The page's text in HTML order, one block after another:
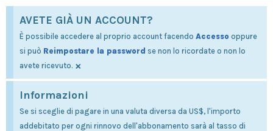
AVETE GIÀ UN ACCOUNT?
È possibile accedere al proprio account facendo Accesso oppure
si può Reimpostare la password se non lo ricordate o non lo
avete ricevuto. ×
Informazioni
Se si sceglie di pagare in una valuta diversa da US$, l'importo
addebitato per ogni rinnovo dell'abbonamento sarà al tasso di